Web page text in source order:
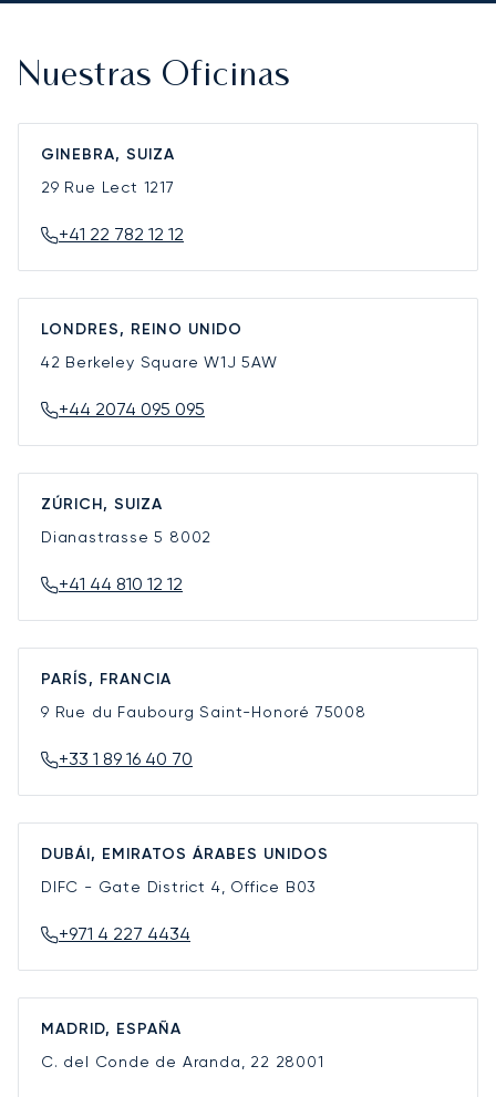
Nuestras Oficinas
GINEBRA, SUIZA
29 Rue Lect 1217
+41 22 782 12 12
LONDRES, REINO UNIDO
42 Berkeley SquareW1J 5AW
+44 2074 095 095
ZÚRICH, SUIZA
Dianastrasse 5 8002
+41 44 810 12 12
PARÍS, FRANCIA
9 Rue du Faubourg Saint-Honoré 75008
+33 1 89 16 40 70
DUBÁI, EMIRATOS ÁRABES UNIDOS
DIFC - Gate District 4, Office B03
+971 4 227 4434
MADRID, ESPAÑA
C. del Conde de Aranda, 22 28001